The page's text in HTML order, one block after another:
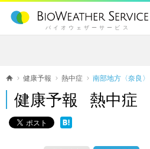
バイオウェザーサービス
健康予報 熱中症 南部地方〈奈良〉
健康予報 熱中症